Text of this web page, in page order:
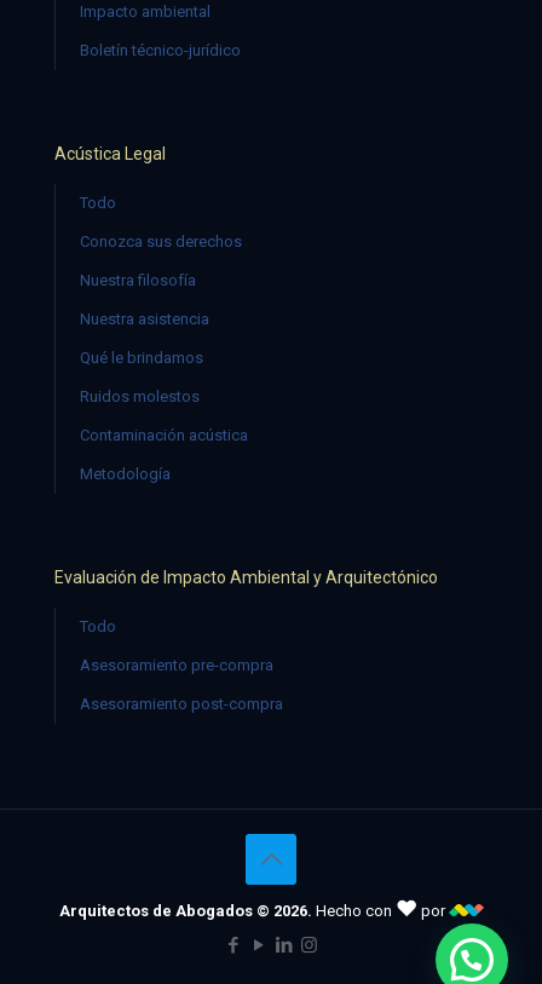
Impacto ambiental
Boletín técnico-jurídico
Acústica Legal
Todo
Conozca sus derechos
Nuestra filosofía
Nuestra asistencia
Qué le brindamos
Ruidos molestos
Contaminación acústica
Metodología
Evaluación de Impacto Ambiental y Arquitectónico
Todo
Asesoramiento pre-compra
Asesoramiento post-compra
Arquitectos de Abogados © 2026. Hecho con ♥ por